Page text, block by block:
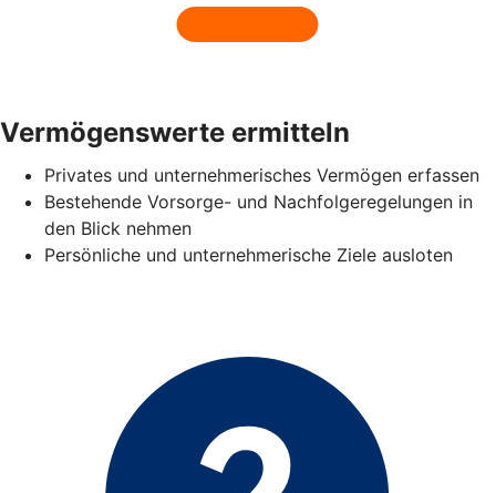
Vermögenswerte ermitteln
Privates und unternehmerisches Vermögen erfassen
Bestehende Vorsorge- und Nachfolgeregelungen in
den Blick nehmen
Persönliche und unternehmerische Ziele ausloten